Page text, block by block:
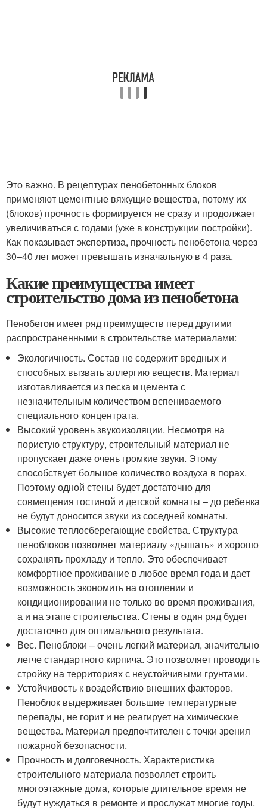
Это важно. В рецептурах пенобетонных блоков
применяют цементные вяжущие вещества, потому их
(блоков) прочность формируется не сразу и продолжает
увеличиваться с годами (уже в конструкции постройки).
Как показывает экспертиза, прочность пенобетона через
30–40 лет может превышать изначальную в 4 раза.
Какие преимущества имеет
строительство дома из пенобетона
Пенобетон имеет ряд преимуществ перед другими
распространенными в строительстве материалами:
Экологичность. Состав не содержит вредных и
способных вызвать аллергию веществ. Материал
изготавливается из песка и цемента с
незначительным количеством вспениваемого
специального концентрата.
Высокий уровень звукоизоляции. Несмотря на
пористую структуру, строительный материал не
пропускает даже очень громкие звуки. Этому
способствует большое количество воздуха в порах.
Поэтому одной стены будет достаточно для
совмещения гостиной и детской комнаты – до ребенка
не будут доносится звуки из соседней комнаты.
Высокие теплосберегающие свойства. Структура
пеноблоков позволяет материалу «дышать» и хорошо
сохранять прохладу и тепло. Это обеспечивает
комфортное проживание в любое время года и дает
возможность экономить на отоплении и
кондиционировании не только во время проживания,
а и на этапе строительства. Стены в один ряд будет
достаточно для оптимального результата.
Вес. Пеноблоки – очень легкий материал, значительно
легче стандартного кирпича. Это позволяет проводить
стройку на территориях с неустойчивыми грунтами.
Устойчивость к воздействию внешних факторов.
Пеноблок выдерживает большие температурные
перепады, не горит и не реагирует на химические
вещества. Материал предпочтителен с точки зрения
пожарной безопасности.
Прочность и долговечность. Характеристика
строительного материала позволяет строить
многоэтажные дома, которые длительное время не
будут нуждаться в ремонте и прослужат многие годы.